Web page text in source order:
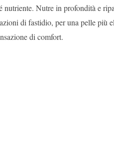
Nutre in profondità e
di fastidio, per una pelle più
di comfort.